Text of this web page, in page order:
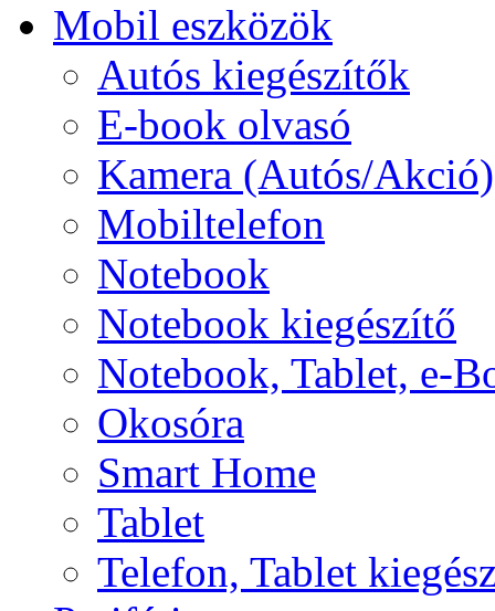
Mobil eszközök
Autós kiegészítők
E-book olvasó
Kamera (Autós/Akció)
Mobiltelefon
Notebook
Notebook kiegészítő
Notebook, Tablet, e-
Okosóra
Smart Home
Tablet
Telefon, Tablet